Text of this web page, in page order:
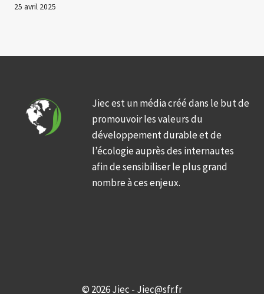
25 avril 2025
Jiec est un média créé dans le but de
promouvoir les valeurs du
développement durable et de
l’écologie auprès des internautes
afin de sensibiliser le plus grand
nombre à ces enjeux.
© 2026 Jiec - Jiec@sfr.fr